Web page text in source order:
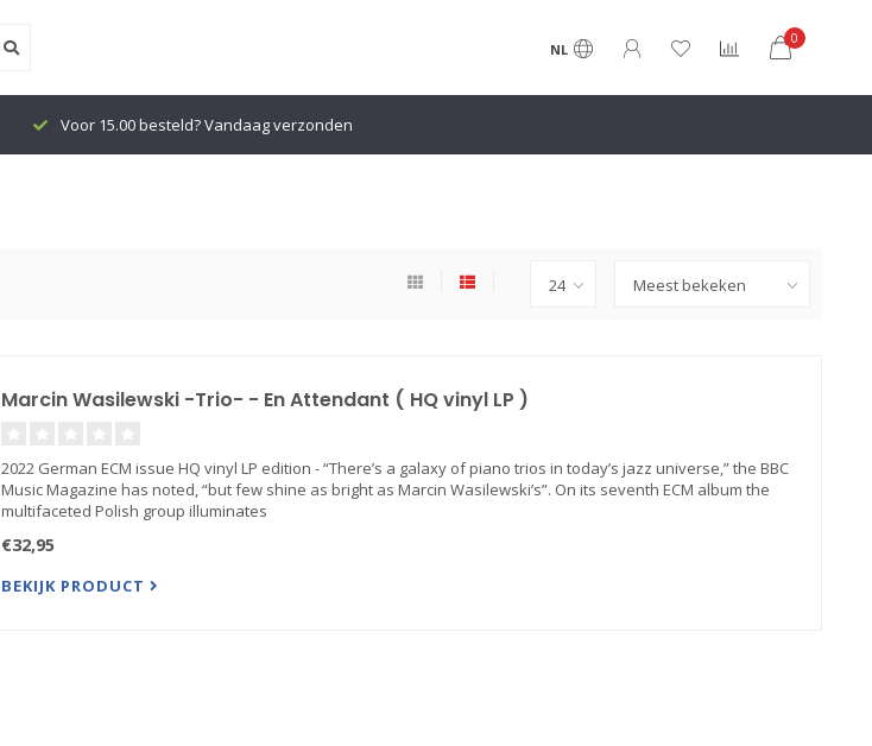
NL
0
Voor 15.00 besteld? Vandaag verzonden
Marcin Wasilewski -Trio- - En Attendant ( HQ vinyl LP )
2022 German ECM issue HQ vinyl LP edition - “There’s a galaxy of piano trios in today’s jazz universe,” the BBC
Music Magazine has noted, “but few shine as bright as Marcin Wasilewski’s”. On its seventh ECM album the
multifaceted Polish group illuminates
€32,95
BEKIJK PRODUCT